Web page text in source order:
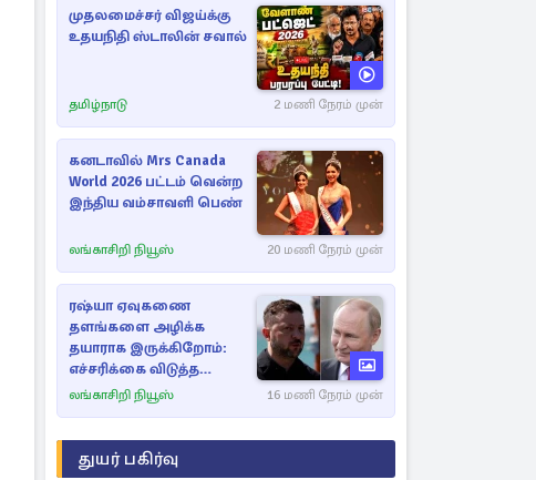
முதலமைச்சர் விஜய்க்கு
உதயநிதி ஸ்டாலின் சவால்
தமிழ்நாடு 2 மணி நேரம் முன்
கனடாவில் Mrs Canada
World 2026 பட்டம் வென்ற
இந்திய வம்சாவளி பெண்
லங்காசிறி நியூஸ் 20 மணி நேரம் முன்
ரஷ்யா ஏவுகணை
தளங்களை அழிக்க
தயாராக இருக்கிறோம்:
எச்சரிக்கை விடுத்த
ஜெலென்ஸ்கி
லங்காசிறி நியூஸ் 16 மணி நேரம் முன்
துயர் பகிர்வு